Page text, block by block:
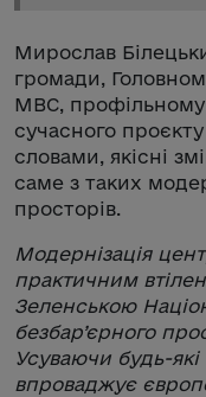
Мирослав
громади,
МВС, профільному
сучасного
словами, якісні
саме з таких
просторів.
Модернізація
практичним
Зеленською
безбар’єрного
Усуваючи будь-
впроваджує